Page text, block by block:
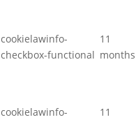
cookielawinfo-
checkbox-functional
11
months
cookielawinfo-
11